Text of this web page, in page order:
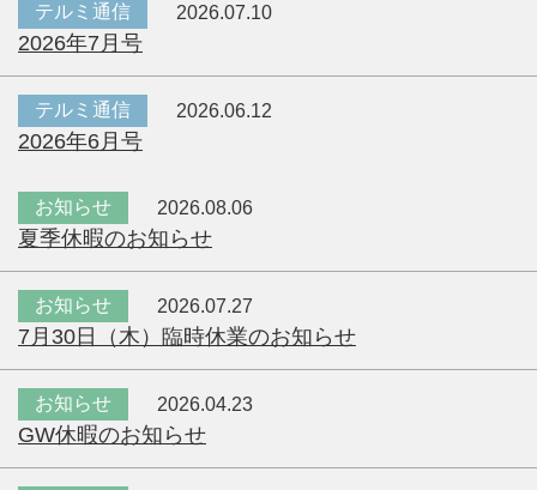
テルミ通信 2026.07.10
2026年7月号
テルミ通信 2026.06.12
2026年6月号
お知らせ 2026.08.06
夏季休暇のお知らせ
お知らせ 2026.07.27
7月30日（木）臨時休業のお知らせ
お知らせ 2026.04.23
GW休暇のお知らせ